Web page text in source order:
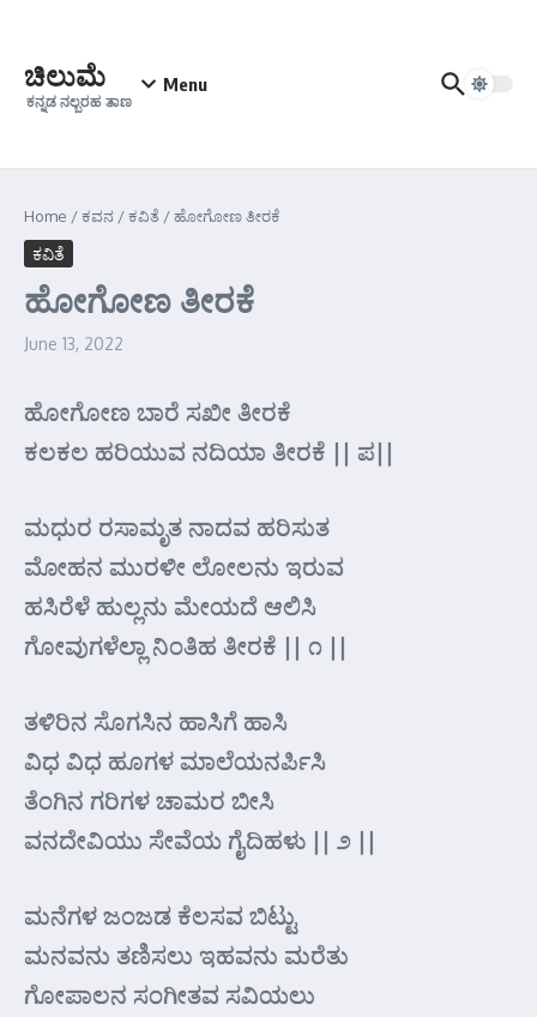
ಚಿಲುಮೆ
ಕನ್ನಡ ನಲ್ಬರಹ ತಾಣ
Menu
Home /ಕವನ /ಕವಿತೆ /ಹೋಗೋಣ ತೀರಕೆ
ಕವಿತೆ
ಹೋಗೋಣ ತೀರಕೆ
June 13, 2022
ಹೋಗೋಣ ಬಾರೆ ಸಖೀ ತೀರಕೆ
ಕಲಕಲ ಹರಿಯುವ ನದಿಯಾ ತೀರಕೆ || ಪ||
ಮಧುರ ರಸಾಮೃತ ನಾದವ ಹರಿಸುತ
ಮೋಹನ ಮುರಳೀ ಲೋಲನು ಇರುವ
ಹಸಿರೆಳೆ ಹುಲ್ಲನು ಮೇಯದೆ ಆಲಿಸಿ
ಗೋವುಗಳೆಲ್ಲಾ ನಿಂತಿಹ ತೀರಕೆ || ೧ ||
ತಳಿರಿನ ಸೊಗಸಿನ ಹಾಸಿಗೆ ಹಾಸಿ
ವಿಧ ವಿಧ ಹೂಗಳ ಮಾಲೆಯನರ್ಪಿಸಿ
ತೆಂಗಿನ ಗರಿಗಳ ಚಾಮರ ಬೀಸಿ
ವನದೇವಿಯು ಸೇವೆಯ ಗೈದಿಹಳು || ೨ ||
ಮನೆಗಳ ಜಂಜಡ ಕೆಲಸವ ಬಿಟ್ಟು
ಮನವನು ತಣಿಸಲು ಇಹವನು ಮರೆತು
ಗೋಪಾಲನ ಸಂಗೀತವ ಸವಿಯಲು